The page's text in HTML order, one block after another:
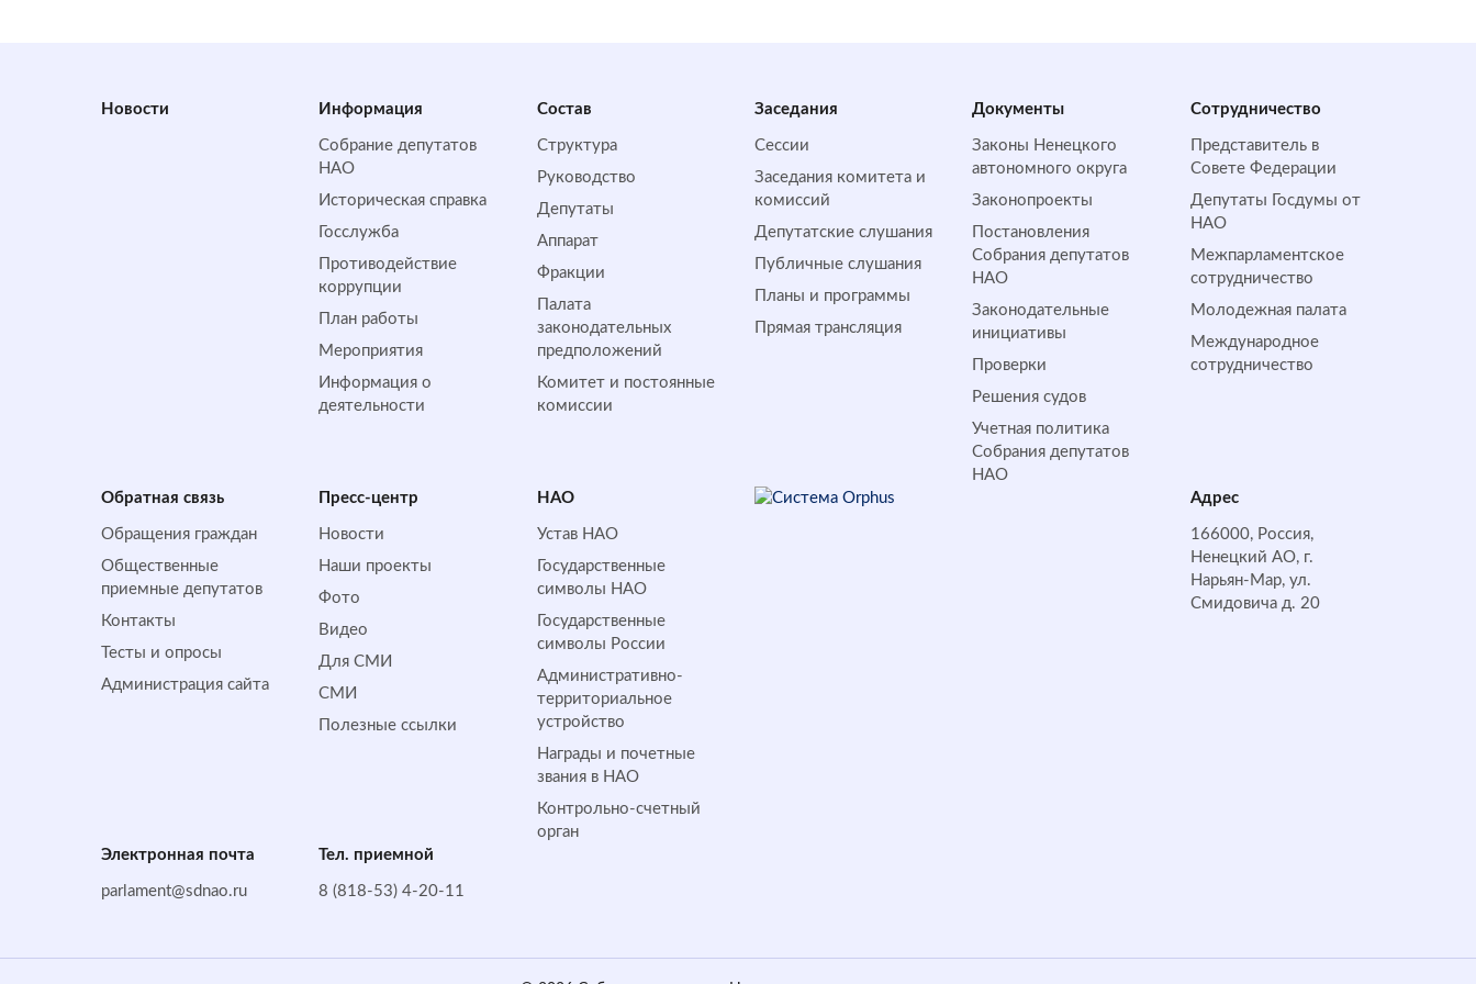
Новости Информация
Собрание депутатов
НАО
Историческая справка
Госслужба
Противодействие
коррупции
План работы
Мероприятия
Информация о
деятельности
Состав
Структура
Руководство
Депутаты
Аппарат
Фракции
Палата
законодательных
предположений
Комитет и постоянные
комиссии
Заседания
Сессии
Заседания комитета и
комиссий
Депутатские слушания
Публичные слушания
Планы и программы
Прямая трансляция
Документы
Законы Ненецкого
автономного округа
Законопроекты
Постановления
Собрания депутатов
НАО
Законодательные
инициативы
Проверки
Решения судов
Учетная политика
Собрания депутатов
НАО
Сотрудничество
Представитель в
Совете Федерации
Депутаты Госдумы от
НАО
Межпарламентское
сотрудничество
Молодежная палата
Международное
сотрудничество
Обратная cвязь
Обращения граждан
Общественные
приемные депутатов
Контакты
Тесты и опросы
Администрация сайта
Пресс-центр
Новости
Наши проекты
Фото
Видео
Для СМИ
СМИ
Полезные ссылки
НАО
Устав НАО
Государственные
символы НАО
Государственные
символы России
Административно-
территориальное
устройство
Награды и почетные
звания в НАО
Контрольно-счетный
орган
Адрес
166000, Россия,
Ненецкий АО, г.
Нарьян-Мар, ул.
Смидовича д. 20
Электронная почта
parlament@sdnao.ru
Тел. приемной
8 (818-53) 4-20-11